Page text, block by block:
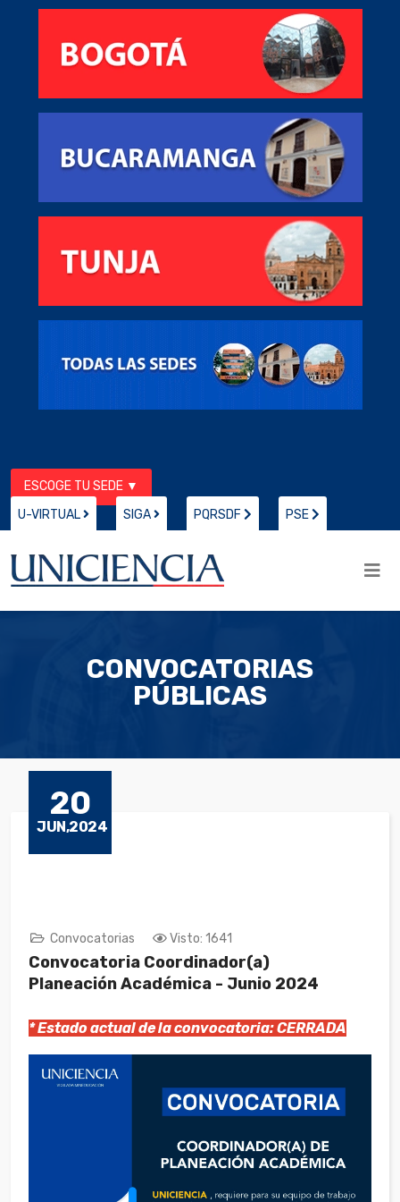
ESCOGE TU SEDE ▼
U-VIRTUAL
SIGA PQRSDF PSE
CONVOCATORIAS
PÚBLICAS
20
JUN,2024
Convocatorias Visto: 1641
Convocatoria Coordinador(a)
Planeación Académica - Junio 2024
* Estado actual de la convocatoria: CERRADA